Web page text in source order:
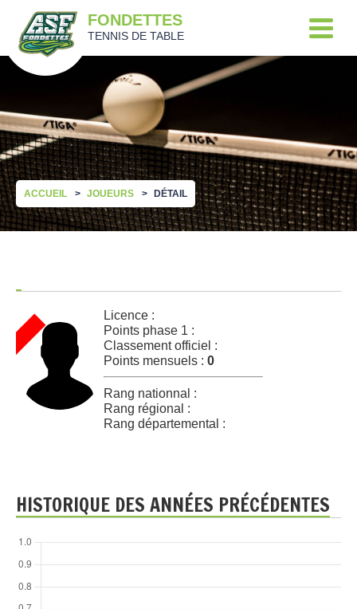
FONDETTES
TENNIS DE TABLE
ACCUEIL JOUEURS DÉTAIL
Licence :
Points phase 1 :
Classement officiel :
Points mensuels : 0
Rang nationnal :
Rang régional :
Rang départemental :
HISTORIQUE DES ANNÉES PRÉCÉDENTES